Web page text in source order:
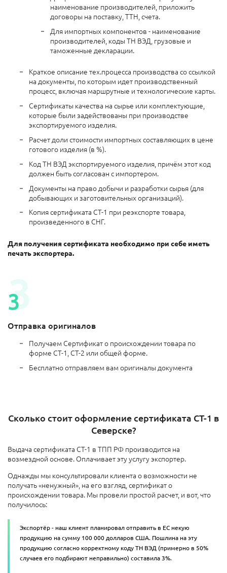
наименование производителей, приложить
договоры на поставку, ТТН, счета.
Для импортных компонентов - наименование
производителей, коды ТН ВЭД, грузовые и
таможенные декларации.
Краткое описание тех.процесса производства со ссылкой
на документы, по которым идет производственный
процесс, включая маршрутные и технологические карты.
Сертификаты качества на сырье или комплектующие,
которые были задействованы при производстве
экспортируемого изделия.
Расчет доли стоимости импортных составляющих в цене
готового изделия (в %).
Код ТН ВЭД экспортируемого изделия, причём этот код
должен быть согласован с импортером.
Документы на право добычи и разработки сырья (для
добывающих и заготовительных организаций).
Копия сертификата СТ-1 при реэкспорте товара,
произведенного в СНГ.
Для получения сертификата необходимо при себе иметь
печать экспортера.
Отправка оригиналов
Получаем Сертификат о происхождении товара по
форме СТ-1, СТ-2 или общей форме.
Бесплатно отправляем вам оригиналы документа
Сколько стоит оформление сертификата СТ-1 в
Северске?
Выдача сертификата СТ-1 в ТПП РФ производится на
возмездной основе. Оплачивает эту услугу экспортер.
Однажды мы консультировали клиента о возможности не
получать «ненужный», на его взгляд, сертификат о
происхождении товара. Мы провели простой расчет, и вот, что
получилось:
Экспортёр - наш клиент планировал отправить в ЕС некую
продукцию на сумму 100 000 долларов США. Пошлина на эту
продукцию согласно корректному коду ТН ВЭД (примерно в 50%
случаев его подбирают неправильно) составила 3%.